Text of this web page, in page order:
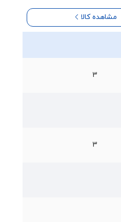
مشاهده کالا
3
3